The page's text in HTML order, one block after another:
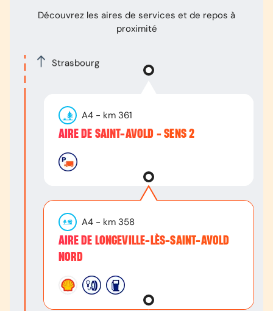
Découvrez les aires de services et de repos à
proximité
Strasbourg
A4 - km 361
AIRE DE SAINT-AVOLD - SENS 2
A4 - km 358
AIRE DE LONGEVILLE-LÈS-SAINT-AVOLD
NORD